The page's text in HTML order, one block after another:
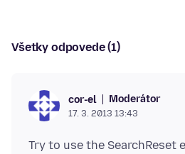
Všetky odpovede (1)
cor-el Moderátor
17. 3. 2013 13:43
Try to use the SearchReset